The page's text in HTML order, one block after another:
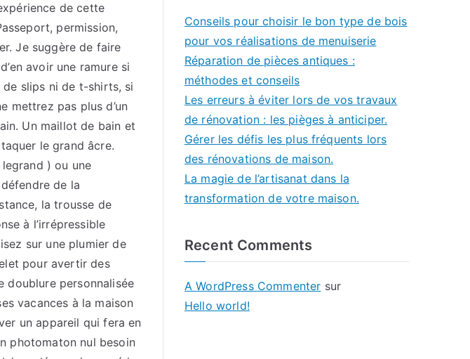
de cette
permission,
Je suggère de faire
avoir une ramure si
slips ni de t-shirts, si
mettrez pas plus d’un
Un maillot de bain et
le grand âcre.
) ou une
de la
la trousse de
à l’irrépressible
sur une plumier de
pour avertir des
doublure personnalisée
vacances à la maison
un appareil qui fera en
photomaton nul besoin
Conseils pour choisir le bon type de bois
pour vos réalisations de menuiserie
Réparation de pièces antiques :
méthodes et conseils
Les erreurs à éviter lors de vos travaux
de rénovation : les pièges à anticiper.
Gérer les défis les plus fréquents lors
des rénovations de maison.
La magie de l’artisanat dans la
transformation de votre maison.
Recent Comments
A WordPress Commenter sur
Hello world!